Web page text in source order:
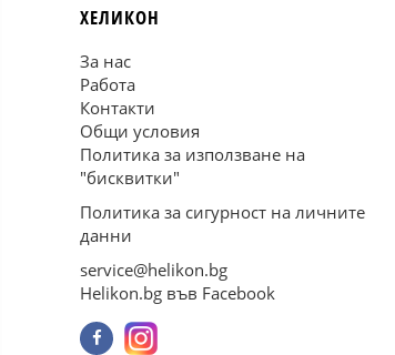
ХЕЛИКОН
За нас
Работа
Контакти
Общи условия
Политика за използване на
"бисквитки"
Политика за сигурност на личните
данни
service@helikon.bg
Helikon.bg във Facebook